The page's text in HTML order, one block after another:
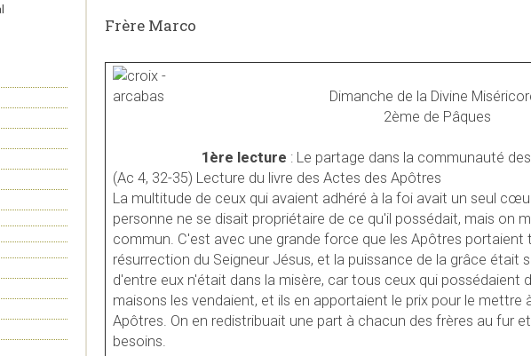
Frère Marco
Dimanche de la Divine
2ème de Pâques
1ère lecture : Le partage dans la communauté
(Ac 4, 32-35) Lecture du livre des Actes des Apôtres
La multitude de ceux qui avaient adhéré à la foi avait un seul
personne ne se disait propriétaire de ce qu'il possédait, mais on
commun. C'est avec une grande force que les Apôtres portaient
résurrection du Seigneur Jésus, et la puissance de la grâce était
d'entre eux n'était dans la misère, car tous ceux qui possédaient
maisons les vendaient, et ils en apportaient le prix pour le mettre
Apôtres. On en redistribuait une part à chacun des frères au fur
besoins.